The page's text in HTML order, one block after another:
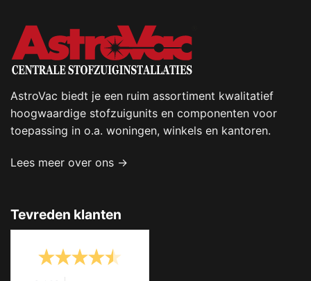
AstroVac biedt je een ruim assortiment kwalitatief
hoogwaardige stofzuigunits en componenten voor
toepassing in o.a. woningen, winkels en kantoren.
Lees meer over ons →
Tevreden klanten